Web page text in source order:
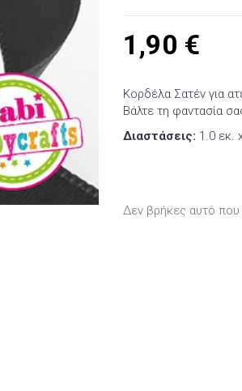
1,90 €
Κορδέλα Σατέν για
Βάλτε τη φαντασία
Διαστάσεις: 1.0 εκ.
Δεν βρήκες αυτό